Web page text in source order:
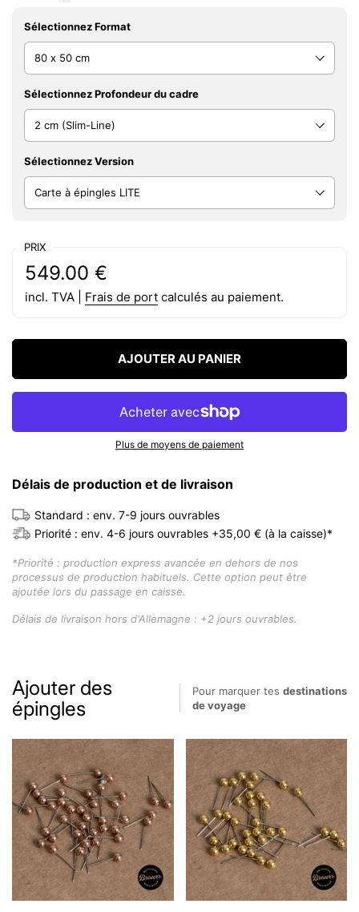
Sélectionnez Format
Sélectionnez Profondeur du cadre
Sélectionnez Version
PRIX
Prix:
549.00 €
Prix régulier:
incl. TVA | Frais de port calculés au paiement.
AJOUTER AU PANIER
Plus de moyens de paiement
Délais de production et de livraison
Standard : env. 7-9 jours ouvrables
Priorité : env. 4-6 jours ouvrables +35,00 € (à la caisse)*
*Priorité : production express avancée en dehors de nos
processus de production habituels. Cette option peut être
ajoutée lors du passage en caisse.
Délais de livraison hors d'Allemagne : +2 jours ouvrables.
Ajouter des
épingles
Pour marquer tes destinations
de voyage